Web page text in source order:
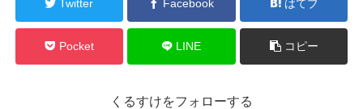
Twitter Facebook はてブ
Pocket LINE コピー
くるすけをフォローする